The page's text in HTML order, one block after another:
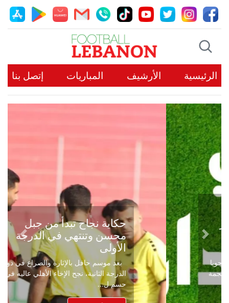
الرئيسية الأرشيف المباريات إتصل بنا
حكاية نجاح تبدأ من جبل
محسن وتنتهي في الدرجة
الأولى
بعد موسم حافل بالإثارة والصراع في دوري
الدرجة الثانية، نجح الإخاء الأهلي عاليه في
حسم ل...
Previous
Next